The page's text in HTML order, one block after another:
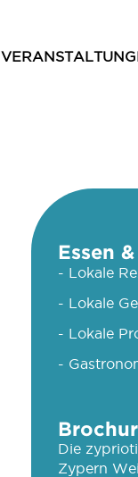
Essen
- Lokale
- Lokale
- Lokale
-
Die
Zypern